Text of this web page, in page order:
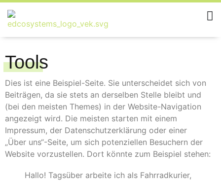
Tools
Dies ist eine Beispiel-Seite. Sie unterscheidet sich von
Beiträgen, da sie stets an derselben Stelle bleibt und
(bei den meisten Themes) in der Website-Navigation
angezeigt wird. Die meisten starten mit einem
Impressum, der Datenschutzerklärung oder einer
„Über uns“-Seite, um sich potenziellen Besuchern der
Website vorzustellen. Dort könnte zum Beispiel stehen:
Hallo! Tagsüber arbeite ich als Fahrradkurier,